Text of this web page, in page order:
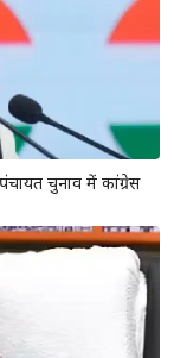
चुनाव में कांग्रेस